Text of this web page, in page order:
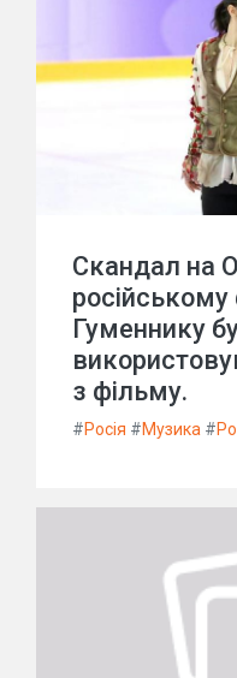
Скандал на
російському
Гуменнику
з фільму.
#Росія #Музика #